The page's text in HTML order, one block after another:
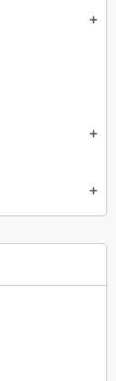
add
add
add